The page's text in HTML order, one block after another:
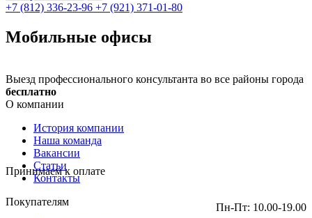
+7 (812) 336-23-96 +7 (921) 371-01-80
Мобильные офисы
Выезд профессионального консультанта во все районы города
бесплатно
О компании
История компании
Наша команда
Вакансии
Статьи
Контакты
Покупателям
Принимаем к оплате
Пн-Пт: 10.00-19.00